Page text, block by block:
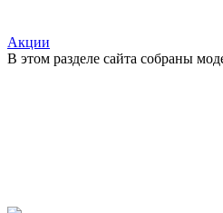
Акции
В этом разделе сайта собраны